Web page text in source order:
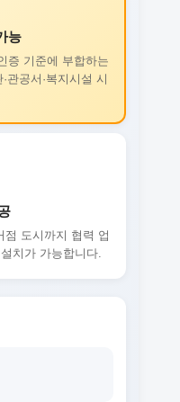
능
증 기준에 부합하는
관공서·복지시설 시
점 도시까지 협력 업
치가 가능합니다.